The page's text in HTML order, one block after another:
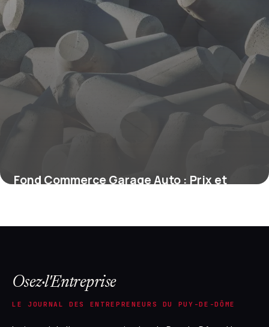
Fond Commerce Garage Auto : Prix et
Osez·l'Entreprise
LE JOURNAL DES ENTREPRENEURS DU PUY-DE-DÔME